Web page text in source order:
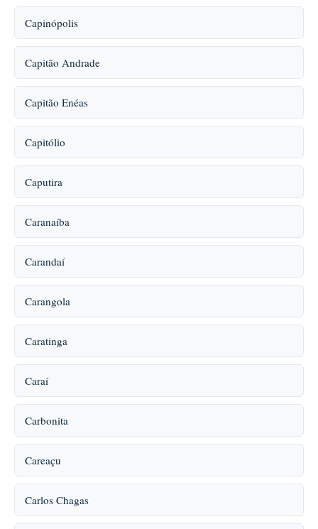
Capinópolis
Capitão Andrade
Capitão Enéas
Capitólio
Caputira
Caranaíba
Carandaí
Carangola
Caratinga
Caraí
Carbonita
Careaçu
Carlos Chagas